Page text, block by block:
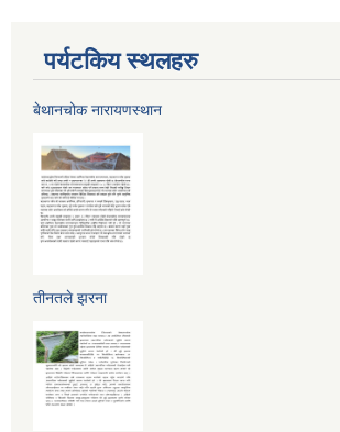
पर्यटकिय स्थलहरु
बेथानचोक नारायणस्थान
तीनतले झरना